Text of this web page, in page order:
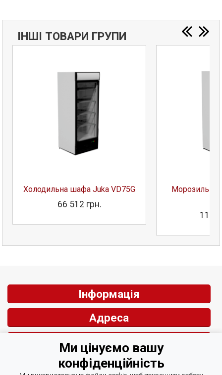
ІНШІ ТОВАРИ ГРУПИ
Холодильна шафа Juka VD75G
66 512 грн.
Морозильна
116
Інформація
Адреса
Контакти
Зворотній зв'язок
Ми цінуємо вашу
конфіденційність